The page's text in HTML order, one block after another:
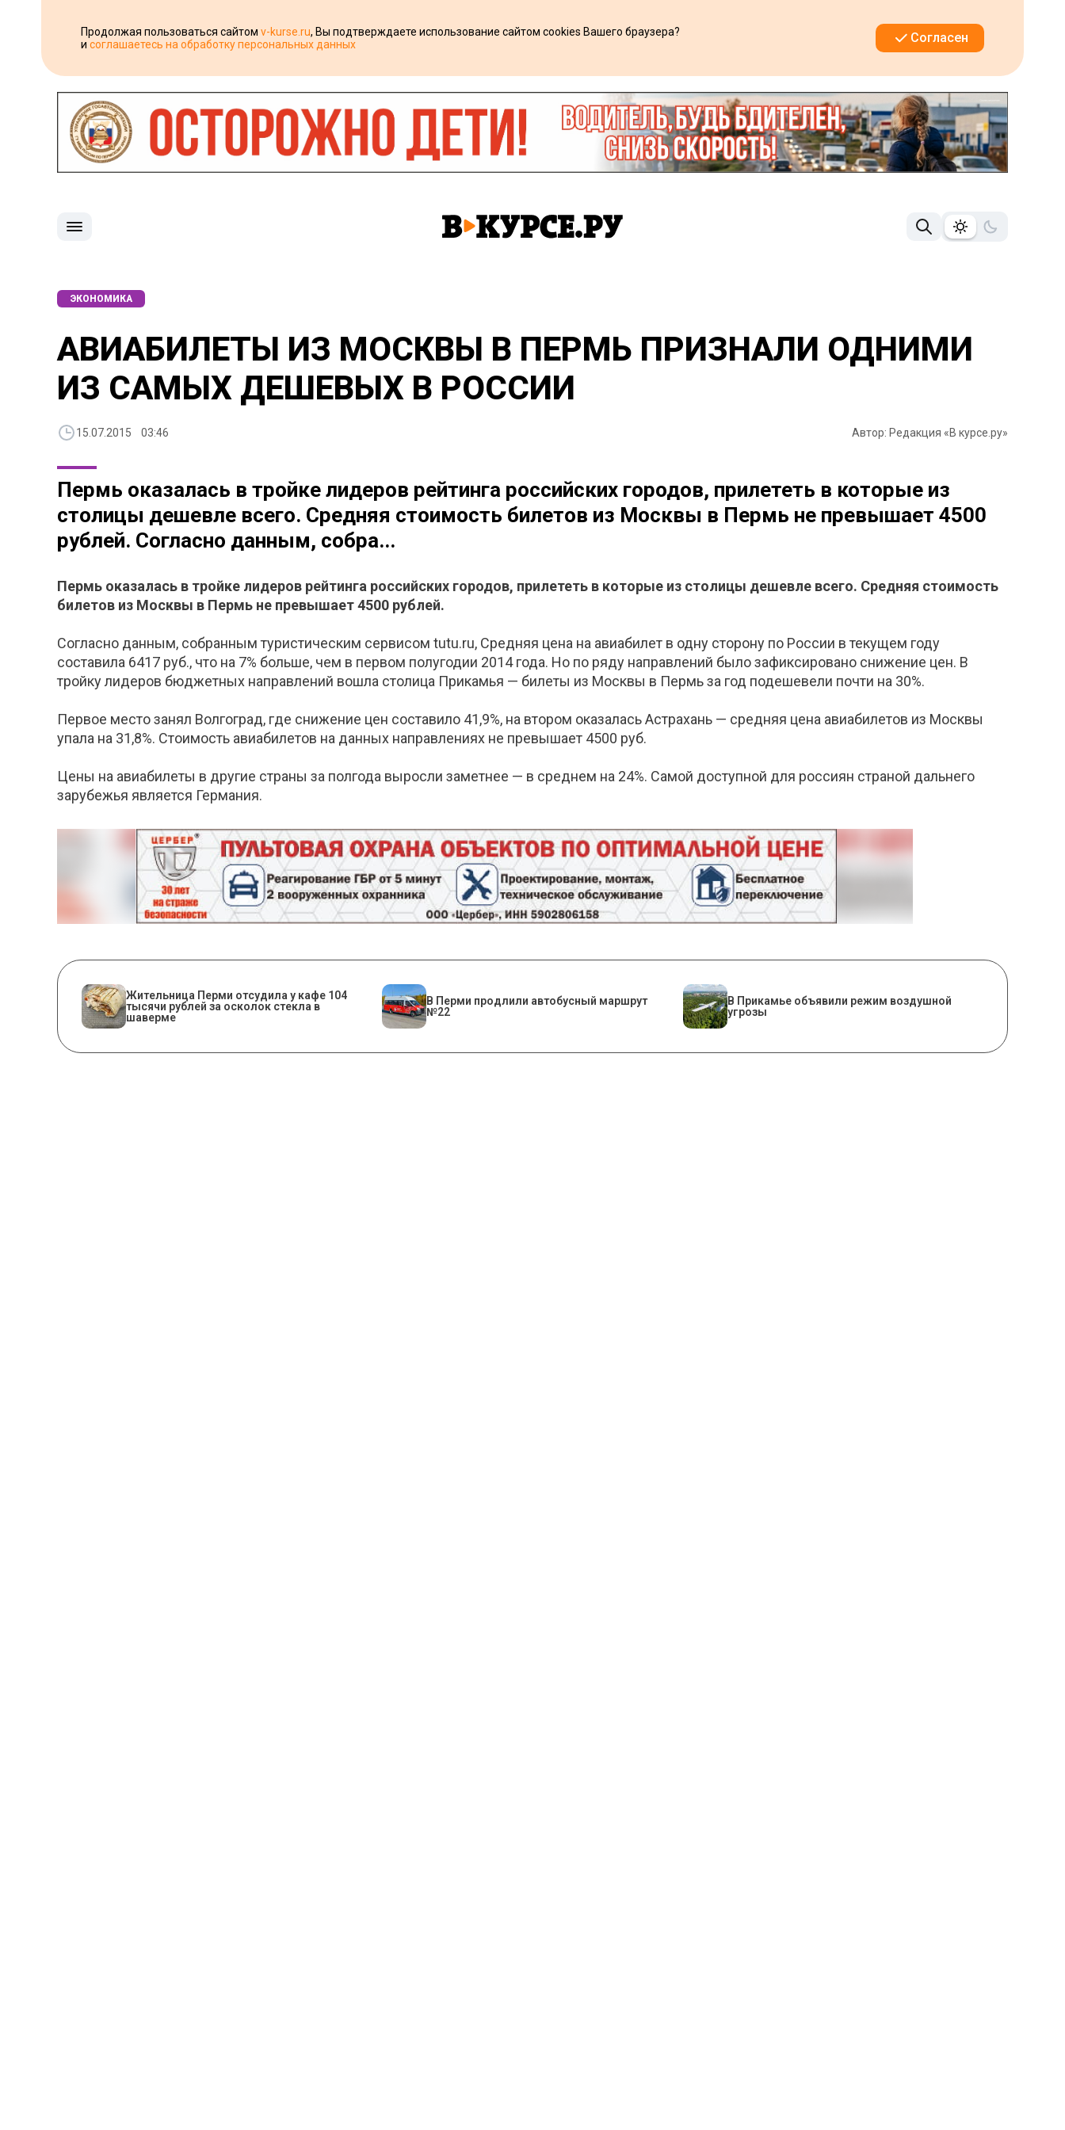
Продолжая пользоваться сайтом v-kurse.ru, Вы подтверждаете использование сайтом cookies Вашего браузера?
и соглашаетесь на обработку персональных данных Согласен
ЭКОНОМИКА
АВИАБИЛЕТЫ ИЗ МОСКВЫ В ПЕРМЬ ПРИЗНАЛИ ОДНИМИ
ИЗ САМЫХ ДЕШЕВЫХ В РОССИИ
15.07.2015 03:46 Автор: Редакция «В курсе.ру»
Пермь оказалась в тройке лидеров рейтинга российских городов, прилететь в которые из
столицы дешевле всего. Средняя стоимость билетов из Москвы в Пермь не превышает 4500
рублей. Согласно данным, собра...
Пермь оказалась в тройке лидеров рейтинга российских городов, прилететь в которые из столицы дешевле всего. Средняя стоимость
билетов из Москвы в Пермь не превышает 4500 рублей.
Согласно данным, собранным туристическим сервисом tutu.ru, Средняя цена на авиабилет в одну сторону по России в текущем году
составила 6417 руб., что на 7% больше, чем в первом полугодии 2014 года. Но по ряду направлений было зафиксировано снижение цен. В
тройку лидеров бюджетных направлений вошла столица Прикамья — билеты из Москвы в Пермь за год подешевели почти на 30%.
Первое место занял Волгоград, где снижение цен составило 41,9%, на втором оказалась Астрахань — средняя цена авиабилетов из Москвы
упала на 31,8%. Стоимость авиабилетов на данных направлениях не превышает 4500 руб.
Цены на авиабилеты в другие страны за полгода выросли заметнее — в среднем на 24%. Самой доступной для россиян страной дальнего
зарубежья является Германия.
Жительница Перми отсудила у кафе 104
тысячи рублей за осколок стекла в
шаверме
В Перми продлили автобусный маршрут
№22
В Прикамье объявили режим воздушной
угрозы